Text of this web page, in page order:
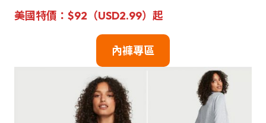
美國特價：$92（USD2.99）起
內褲專區